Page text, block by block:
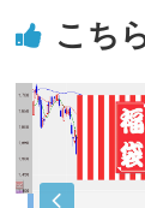
こち